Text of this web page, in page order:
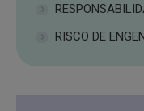
RISCO DE